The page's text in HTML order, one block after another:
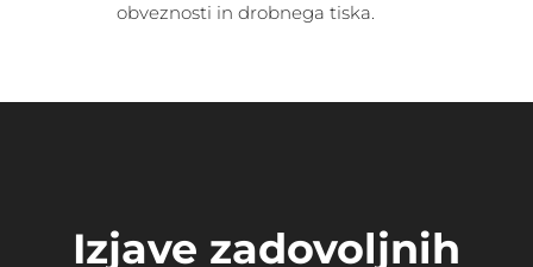
obveznosti in drobnega tiska.
Izjave zadovoljnih